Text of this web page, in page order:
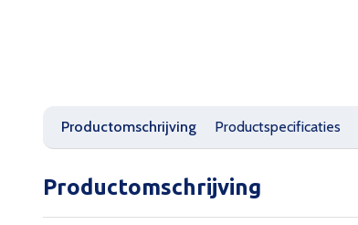
Productomschrijving Productspecificaties
Productomschrijving